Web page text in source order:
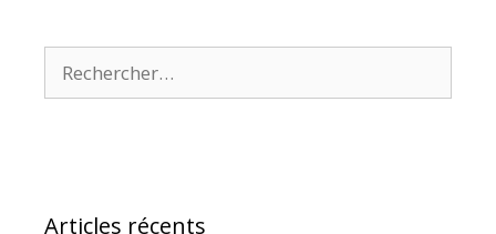
Articles récents